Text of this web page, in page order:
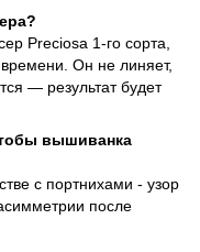
Preciosa 1-го сорта,
Он не линяет,
— результат будет
вышиванка
с портнихами - узор
после